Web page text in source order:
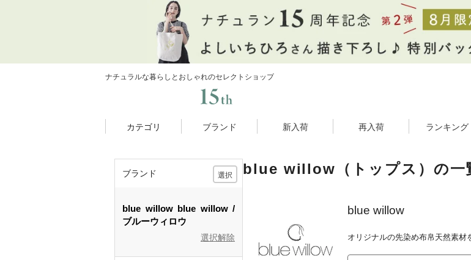
ナチュラルな暮らしとおしゃれのセレクトショップ
カテゴリ ブランド 新入荷 再入荷 ランキング
ブランド 選択
blue willow blue willow
ブルーウィロウ
選択解除
blue willow（トップス）の一
blue willow
オリジナルの先染め布帛天然素